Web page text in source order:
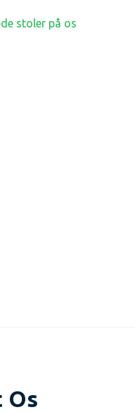
stoler på os
Os